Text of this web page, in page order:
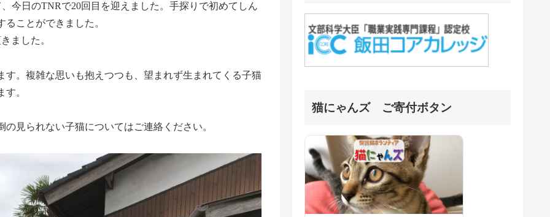
今日のTNRで20回目を迎えました。手探りで初めてしん
ことができました。
ました。
。複雑な思いも抱えつつも、望まれず生まれてくる子猫
。
見られない子猫についてはご連絡ください。
猫にゃんズ ご寄付ボタン